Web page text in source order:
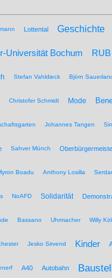
Lottental Geschichte
Universität Bochum RUB
Stefan Vahldieck Björn
Christofer Schmidt Mode
Johannes Tangen
Sahver Münch
Boadu Anthony Losilla
NoAFD Solidarität
Bassano Uhrmacher Willy
Jesko Sirvend Kinder
A40 Autobahn